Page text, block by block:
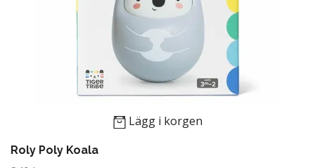
Lägg i korgen
Roly Poly Koala